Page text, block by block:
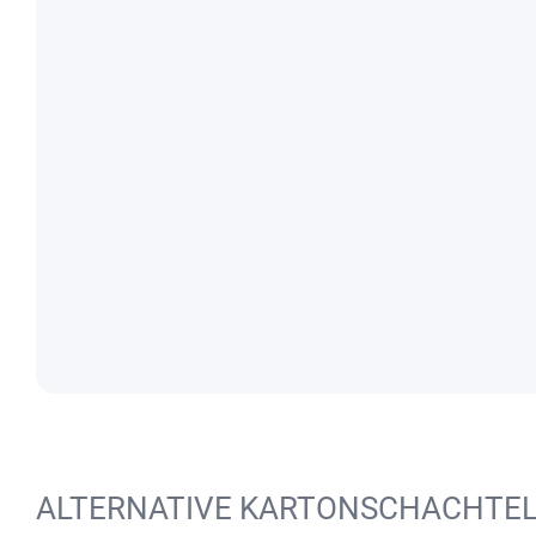
ALTERNATIVE